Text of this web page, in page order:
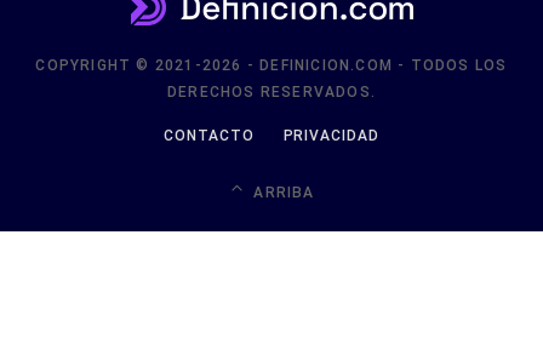
COPYRIGHT © 2021-2026 - DEFINICION.COM - TODOS LOS
DERECHOS RESERVADOS.
CONTACTO PRIVACIDAD
ARRIBA